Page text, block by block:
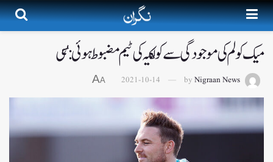
میک کولم کی موجودگی سے کولکتہ کی ٹیم مضبوط ہوئی : ہسی
by Nigraan News
2021-10-14
A
A